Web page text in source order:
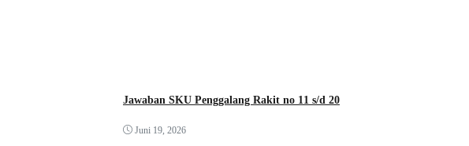
Jawaban SKU Penggalang Rakit no 11 s/d 20
Juni 19, 2026